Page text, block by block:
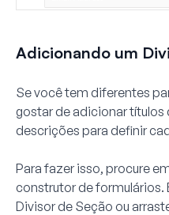
Adicionando um
Se você tem diferentes
gostar de adicionar títulos
descrições para definir
Para fazer isso, procure
construtor de formulários.
Divisor de Seção ou